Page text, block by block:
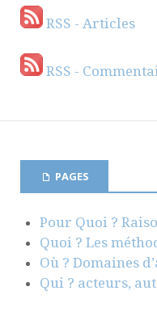
RSS - Articles
RSS -
PAGES
Pour Quoi ?
Quoi ? Les
Où ? Domaines
Qui ? acteurs,